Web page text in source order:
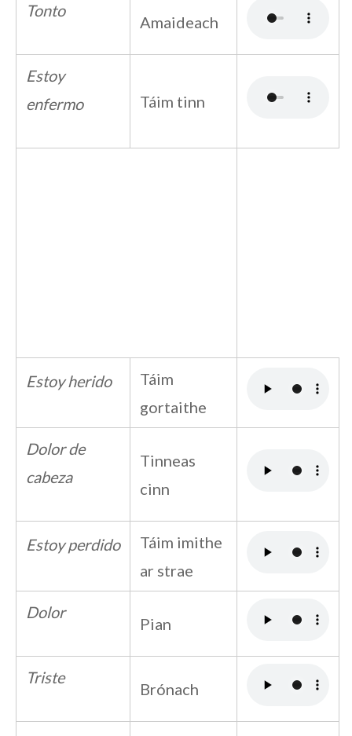
Tonto
Amaideach
Estoy
enfermo
Táim tinn
Estoy herido
Táim
gortaithe
Dolor de
cabeza
Tinneas
cinn
Estoy perdido
Táim imithe
ar strae
Dolor
Pian
Triste
Brónach